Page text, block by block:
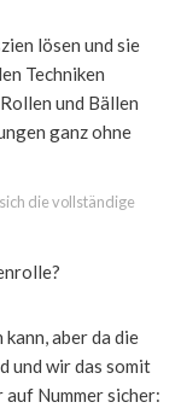
lösen und sie
Techniken
und Bällen
ganz ohne
sich die vollständige
aber da die
und wir das somit
Nummer sicher: